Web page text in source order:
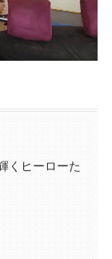
くヒーローた